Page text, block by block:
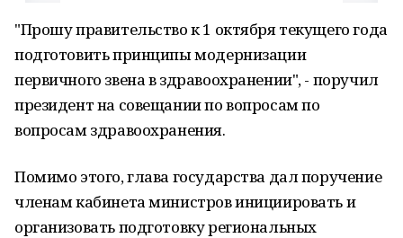
"Прошу правительство к 1 октября текущего года
подготовить принципы модернизации
первичного звена в здравоохранении", - поручил
президент на совещании по вопросам по
вопросам здравоохранения.
Помимо этого, глава государства дал поручение
членам кабинета министров инициировать и
организовать подготовку региональных